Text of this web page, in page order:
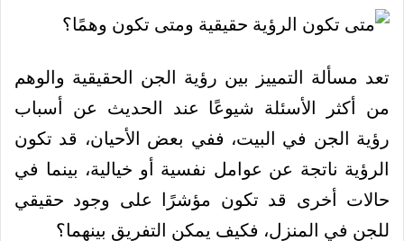
تعد مسألة التمييز بين رؤية الجن الحقيقية والوهم
من أكثر الأسئلة شيوعًا عند الحديث عن أسباب
رؤية الجن في البيت، ففي بعض الأحيان، قد تكون
الرؤية ناتجة عن عوامل نفسية أو خيالية، بينما في
حالات أخرى قد تكون مؤشرًا على وجود حقيقي
للجن في المنزل، فكيف يمكن التفريق بينهما؟